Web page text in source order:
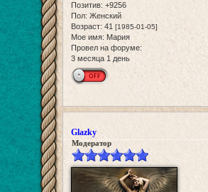
Позитив: +9256
Пол: Женский
Возраст: 41 [1985-01-05]
Мое имя: Мария
Провел на форуме:
3 месяца 1 день
Glazky
Модератор